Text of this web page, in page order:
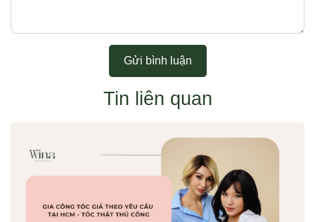
Gửi bình luận
Tin liên quan